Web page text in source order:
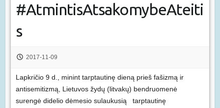
#AtmintisAtsakomybeAteiti
s
2017-11-09
Lapkričio 9 d., minint tarptautinę dieną prieš fašizmą ir
antisemitizmą, Lietuvos žydų (litvakų) bendruomenė
surengė didelio dėmesio sulaukusią tarptautinę